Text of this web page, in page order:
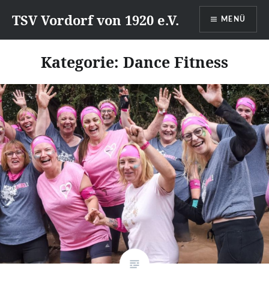
zumTSV Vordorf von 1920 e.V. MENÜ
Kategorie: Dance Fitness